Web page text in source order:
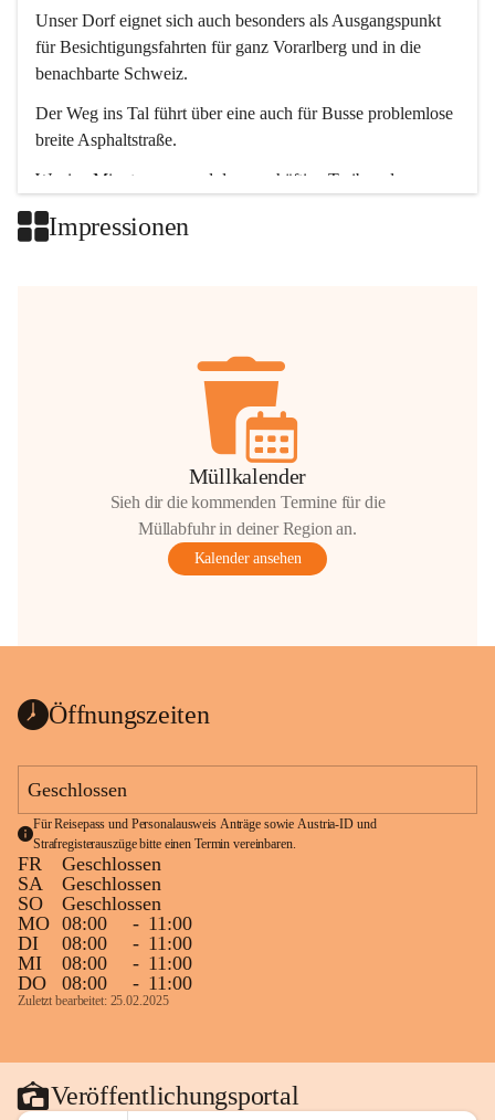
Unser Dorf eignet sich auch besonders als Ausgangspunkt
für Besichtigungsfahrten für ganz Vorarlberg und in die
benachbarte Schweiz.
Der Weg ins Tal führt über eine auch für Busse problemlose
breite Asphaltstraße.
Wenige Minuten nur, und das geschäftige Treiben der
Impressionen
Müllkalender
Sieh dir die kommenden Termine für die
Müllabfuhr in deiner Region an.
Kalender ansehen
Öffnungszeiten
Geschlossen
Für Reisepass und Personalausweis Anträge sowie Austria-ID und
Strafregisterauszüge bitte einen Termin vereinbaren.
FR
Geschlossen
SA
Geschlossen
SO
Geschlossen
MO 08:00 - 11:00
DI
08:00 - 11:00
MI
08:00 - 11:00
DO
08:00 - 11:00
Zuletzt bearbeitet: 25.02.2025
Veröffentlichungsportal